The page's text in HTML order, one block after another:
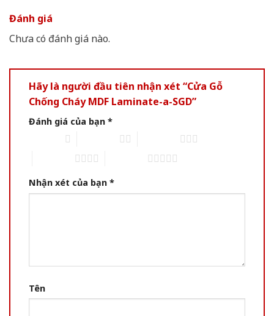
Đánh giá
Chưa có đánh giá nào.
Hãy là người đầu tiên nhận xét “Cửa Gỗ
Chống Cháy MDF Laminate-a-SGD”
Đánh giá của bạn *
Nhận xét của bạn *
Tên